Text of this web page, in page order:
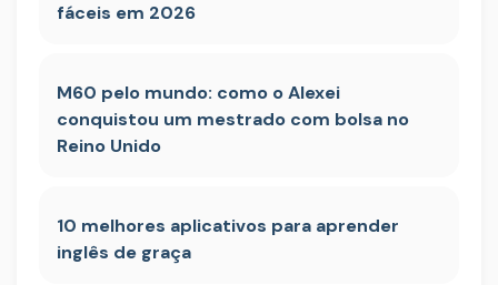
fáceis em 2026
M60 pelo mundo: como o Alexei
conquistou um mestrado com bolsa no
Reino Unido
10 melhores aplicativos para aprender
inglês de graça